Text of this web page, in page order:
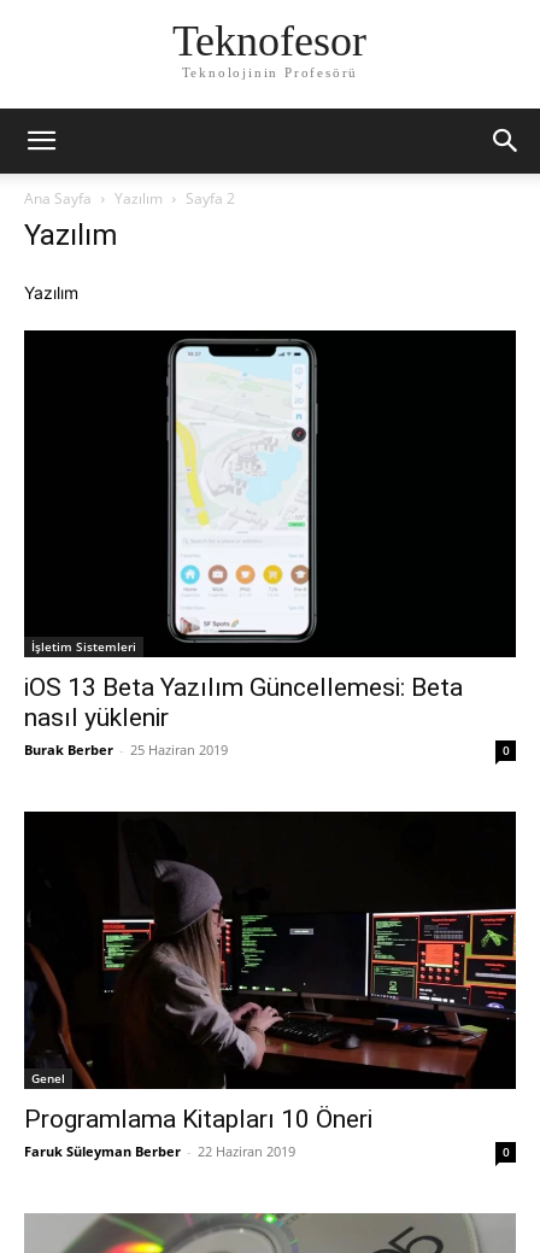
Teknofesor
Teknolojinin Profesörü
Ana Sayfa Yazılım Sayfa 2
Yazılım
Yazılım
İşletim Sistemleri
iOS 13 Beta Yazılım Güncellemesi: Beta
nasıl yüklenir
Burak Berber - 25 Haziran 2019 0
Genel
Programlama Kitapları 10 Öneri
Faruk Süleyman Berber - 22 Haziran 2019 0